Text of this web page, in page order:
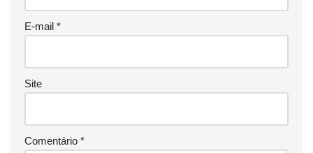
E-mail *
Site
Comentário *